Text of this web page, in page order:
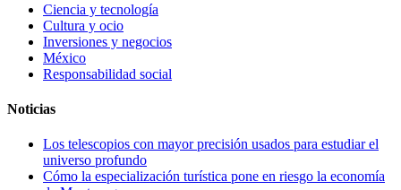
Ciencia y tecnología
Cultura y ocio
Inversiones y negocios
México
Responsabilidad social
Noticias
Los telescopios con mayor precisión usados para estudiar el
universo profundo
Cómo la especialización turística pone en riesgo la economía